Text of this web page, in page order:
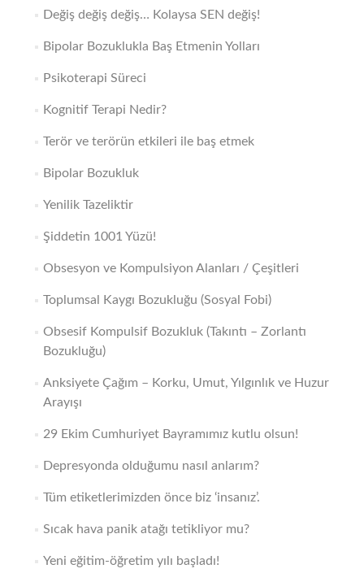
Değiş değiş değiş… Kolaysa SEN değiş!
Bipolar Bozuklukla Baş Etmenin Yolları
Psikoterapi Süreci
Kognitif Terapi Nedir?
Terör ve terörün etkileri ile baş etmek
Bipolar Bozukluk
Yenilik Tazeliktir
Şiddetin 1001 Yüzü!
Obsesyon ve Kompulsiyon Alanları / Çeşitleri
Toplumsal Kaygı Bozukluğu (Sosyal Fobi)
Obsesif Kompulsif Bozukluk (Takıntı – Zorlantı
Bozukluğu)
Anksiyete Çağım – Korku, Umut, Yılgınlık ve Huzur
Arayışı
29 Ekim Cumhuriyet Bayramımız kutlu olsun!
Depresyonda olduğumu nasıl anlarım?
Tüm etiketlerimizden önce biz ‘insanız’.
Sıcak hava panik atağı tetikliyor mu?
Yeni eğitim-öğretim yılı başladı!